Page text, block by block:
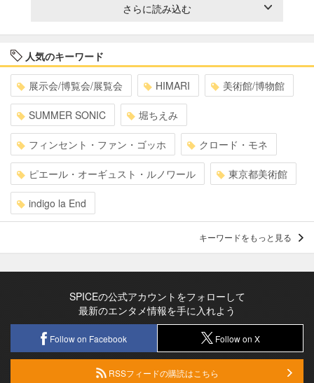
さらに読み込む
人気のキーワード
展示会/博覧会/展覧会 HIMARI 美術館/博物館
SUMMER SONIC 堀ちえみ
フィンセント・ファン・ゴッホ クロード・モネ
ピエール・オーギュスト・ルノワール 東京都美術館
indigo la End
キーワードをもっと見る
SPICEの公式アカウントをフォローして
最新のエンタメ情報を手に入れよう
Follow on Facebook Follow on X
RSSフィードの購読はこちら